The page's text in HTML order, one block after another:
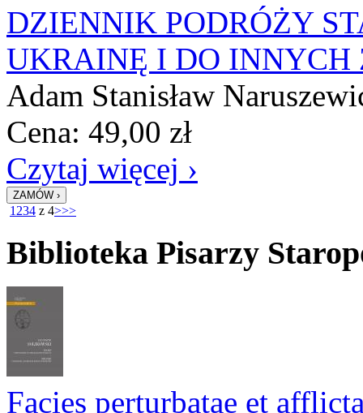
DZIENNIK PODRÓŻY
UKRAINĘ I DO INNYCH
Adam Stanisław
Cena: 49,00 zł
Czytaj więcej ›
1 234 z 4>>>
Biblioteka Pisarzy
Facies perturbatae et